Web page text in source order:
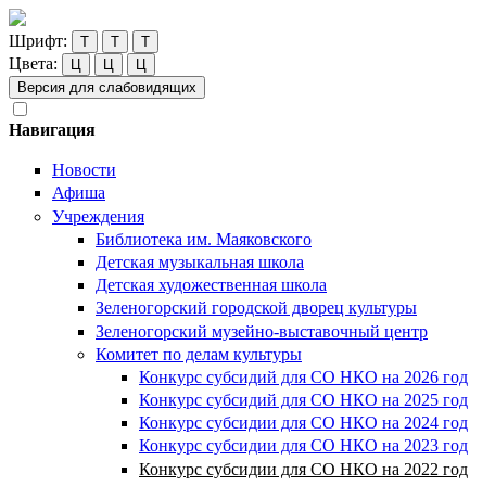
Шрифт: Т Т Т
Цвета: Ц Ц
Ц
Версия для слабовидящих
Навигация
Новости
Афиша
Учреждения
Библиотека им. Маяковского
Детская музыкальная школа
Детская художественная школа
Зеленогорский городской дворец культуры
Зеленогорский музейно-выставочный центр
Комитет по делам культуры
Конкурс субсидий для СО НКО на 2026 год
Конкурс субсидий для СО НКО на 2025 год
Конкурс субсидии для СО НКО на 2024 год
Конкурс субсидии для СО НКО на 2023 год
Конкурс субсидии для СО НКО на 2022 год